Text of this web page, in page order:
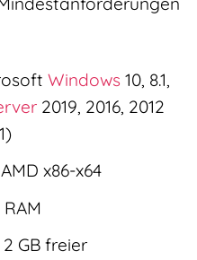
Windows 10, 8.1,
2019, 2016, 2012
x86-x64
RAM
2 GB freier